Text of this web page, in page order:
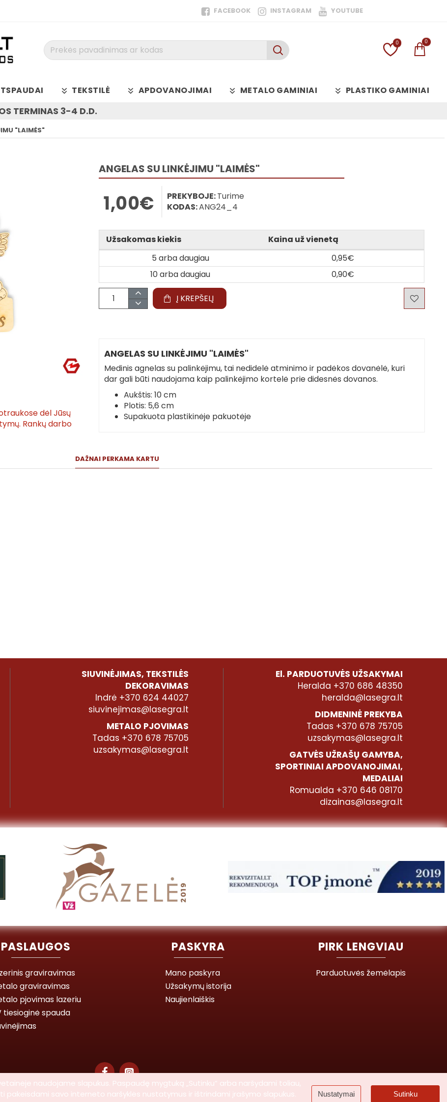
naudojame slapukus. Paspaudę mygtuką „Sutinku“ arba naršydami toliau,
savo interneto naršyklės nustatymus ir ištrindami įrašymo slapukus.
Nustatymai Sutinku
FACEBOOK INSTAGRAM YOUTUBE
Prekės
kodas
0 0
TEKSTILĖ APDOVANOJIMAI METALO GAMINIAI PLASTIKO GAMINIAI
"LAIMĖS"
TERMINAS 3-4 D.D.
dėl Jūsų
Rankų darbo
ANGELAS SU LINKĖJIMU "LAIMĖS"
1,00€ PREKYBOJE:Turime
KODAS:ANG24_4
Užsakomas kiekis
Kaina už vienetą
5 arba daugiau
0,95€
10 arba daugiau
0,90€
Į KREPŠELĮ
ANGELAS SU LINKĖJIMU "LAIMĖS"
Medinis agnelas su palinkėjimu, tai nedidelė atminimo ir padėkos dovanėlė, kuri
dar gali būti naudojama kaip palinkėjimo kortelė prie didesnės dovanos.
Aukštis: 10 cm
Plotis: 5,6 cm
Supakuota plastikinėje pakuotėje
DAŽNAI PERKAMA KARTU
SIUVINĖJIMAS, TEKSTILĖS
DEKORAVIMAS
Indrė +370 624 44027
siuvinejimas@lasegra.lt
METALO PJOVIMAS
Tadas +370 678 75705
uzsakymas@lasegra.lt
El. PARDUOTUVĖS UŽSAKYMAI
Heralda +370 686 48350
heralda@lasegra.lt
DIDMENINĖ PREKYBA
Tadas +370 678 75705
uzsakymas@lasegra.lt
GATVĖS UŽRAŠŲ GAMYBA,
SPORTINIAI APDOVANOJIMAI,
MEDALIAI
Romualda +370 646 08170
dizainas@lasegra.lt
PASLAUGOS
graviravimas
graviravimas
pjovimas lazeriu
tiesioginė spauda
PASKYRA
Mano paskyra
Užsakymų istorija
Naujienlaiškis
PIRK LENGVIAU
Parduotuvės žemėlapis
© 2026 Lasegra UAB. Visos teisės saugomos